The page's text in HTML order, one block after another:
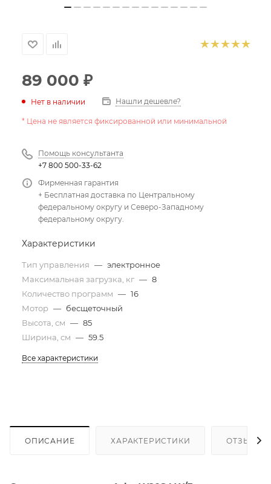
89 000 ₽
Нет в наличии Нашли дешевле?
* Цена не является фиксированной или минимальной
Помощь консультанта
+7 800 500-33-62
Фирменная гарантия
+ Бесплатная доставка по Центральному
федеральному округу и Северо-Западному
федеральному округу.
Характеристики
Тип управления — электронное
Максимальная загрузка, кг — 8
Количество программ — 16
Мотор — бесщеточный
Высота, см — 85
Ширина, см — 59.5
Все характеристики
ОПИСАНИЕ ХАРАКТЕРИСТИКИ ОТЗЫВЫ